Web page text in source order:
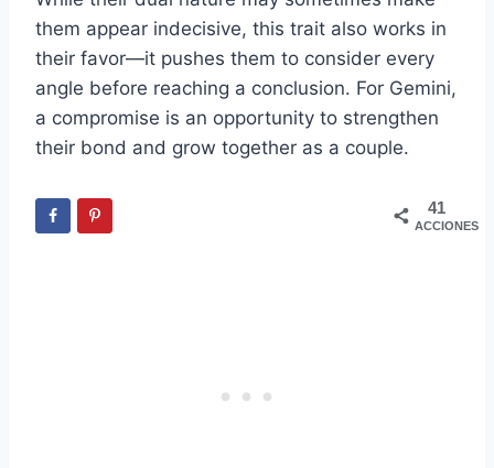
them appear indecisive, this trait also works in
their favor—it pushes them to consider every
angle before reaching a conclusion. For Gemini,
a compromise is an opportunity to strengthen
their bond and grow together as a couple.
41
ACCIONES